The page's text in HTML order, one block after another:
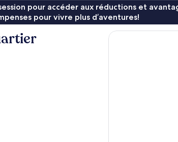
pour accéder aux réductions et
pour vivre plus d’aventures!